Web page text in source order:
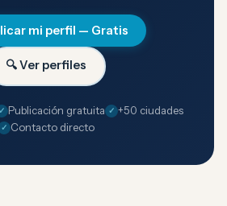
mi perfil — Gratis
🔍 Ver perfiles
Publicación gratuita
+50 ciudades
Contacto directo